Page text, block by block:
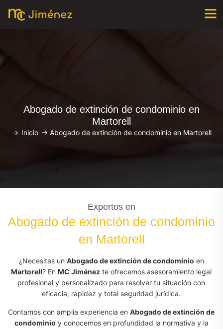
Abogado de extinción de condominio en
Martorell
-> Inicio -> Abogado de extinción de condominio en Martorell
Expertos en
Abogado de extinción de condominio
en Martorell
¿Necesitas un Abogado de extinción de condominio en
Martorell? EnMC Jiménez te ofrecemos asesoramiento legal
profesional y personalizado para resolver tu situación con
eficacia, rapidez y total seguridad jurídica.
Contamos con amplia experiencia enAbogado de extinción de
condominio y conocemos en profundidad la normativa y la